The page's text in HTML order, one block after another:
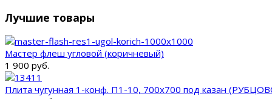
Лучшие товары
Мастер флеш угловой (коричневый)
1 900 руб.
Плита чугунная 1-конф. П1-10, 700х700 под казан